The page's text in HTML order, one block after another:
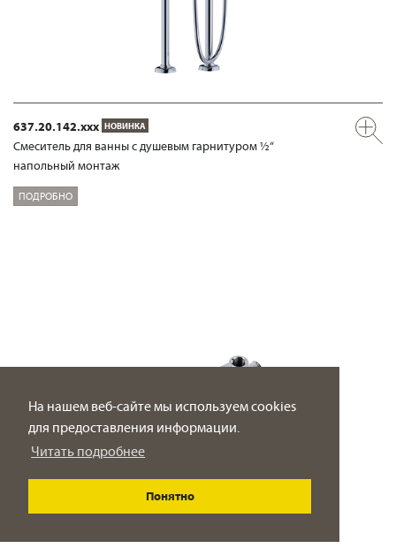
На нашем веб-сайте мы используем cookies
для предоставления информации.
Читать подробнее
Понятно
637.20.142.xxx НОВИНКА
Смеситель для ванны с душевым гарнитуром ½“
напольный монтаж
ПОДРОБНО